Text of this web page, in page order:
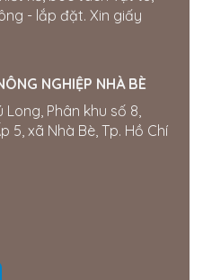
Hàm
MẠI XÂY
RÔ
Khu phố 5,
Chàm,
Mỹ , ĐN
- lắp đặt. Xin giấy
NGHIỆP NHÀ BÈ
Phân khu số 8,
5, xã Nhà Bè, Tp. Hồ Chí